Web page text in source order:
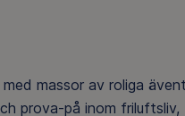
massor av roliga
prova-på inom